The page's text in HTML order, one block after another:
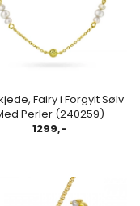
Fairy i Forgylt Sølv
Perler (240259)
1299,-